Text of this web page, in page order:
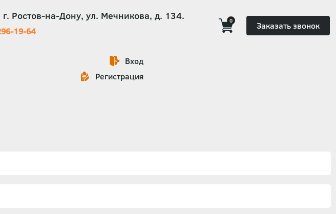
г. Ростов-на-Дону, ул. Мечникова, д. 134.
19-64
0 Заказать звонок
Вход
Регистрация